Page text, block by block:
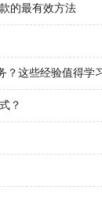
的最有效方法
这些经验值得学
？